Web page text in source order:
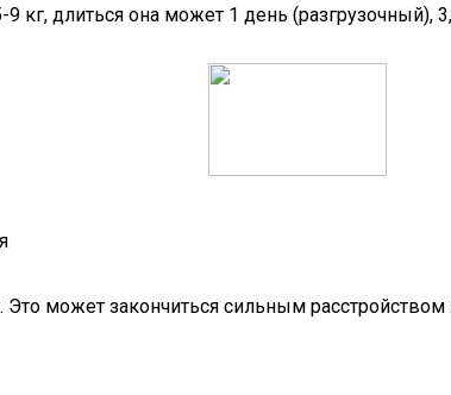
кг, длиться она может 1 день (разгрузочный),
может закончиться сильным